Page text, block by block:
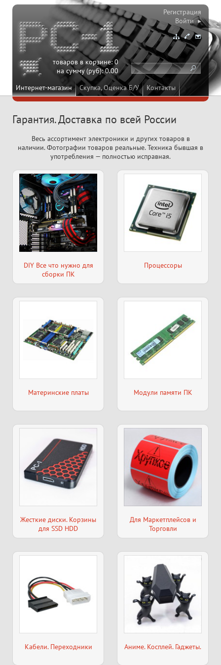
Интернет-магазин Скупка, Оценка Б/У Контакты
товаров в корзине:0
на сумму (руб):0.00
Регистрация
Войти ▸
Гарантия. Доставка по всей России
Весь ассортимент электроники и других товаров в
наличии. Фотографии товаров реальные. Техника бывшая в
употребления — полностью исправная.
DIY Все что нужно для
сборки ПК
Процессоры
Материнские платы Модули памяти ПК
Жесткие диски. Корзины
для SSD HDD
Для Маркетплейсов и
Торговли
Кабели. Переходники Аниме. Косплей. Гаджеты.